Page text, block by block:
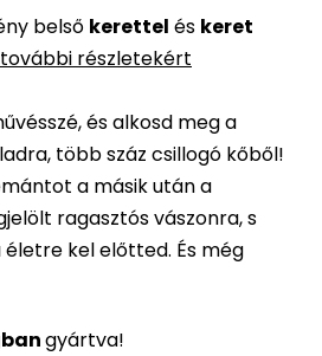
belső kerettel és keret
részletekért
és alkosd meg a
több száz csillogó kőből!
a másik után a
ragasztós vászonra, s
kel előtted. És még
gyártva!